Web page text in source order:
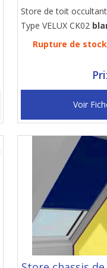
Store de toit occultant
Type VELUX CK02
Rupture de
Voir